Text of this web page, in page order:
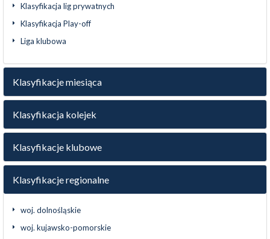
Klasyfikacja lig prywatnych
Klasyfikacja Play-off
Liga klubowa
Klasyfikacje miesiąca
Klasyfikacja kolejek
Klasyfikacje klubowe
Klasyfikacje regionalne
woj. dolnośląskie
woj. kujawsko-pomorskie